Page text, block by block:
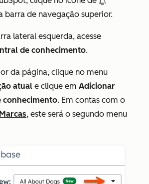
barra de navegação superior.
lateral esquerda, acesse
de conhecimento.
da página, clique no menu
atual e clique em Adicionar
conhecimento. Em contas com o
, este será o segundo menu